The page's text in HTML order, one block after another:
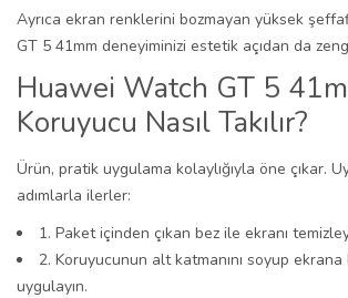
Ayrıca ekran renklerini bozmayan yüksek
GT 5 41mm deneyiminizi estetik açıdan da
Huawei Watch GT 5
Koruyucu Nasıl Takılır?
Ürün, pratik uygulama kolaylığıyla öne çıkar.
adımlarla ilerler:
1. Paket içinden çıkan bez ile ekranı
2. Koruyucunun alt katmanını soyup
uygulayın.